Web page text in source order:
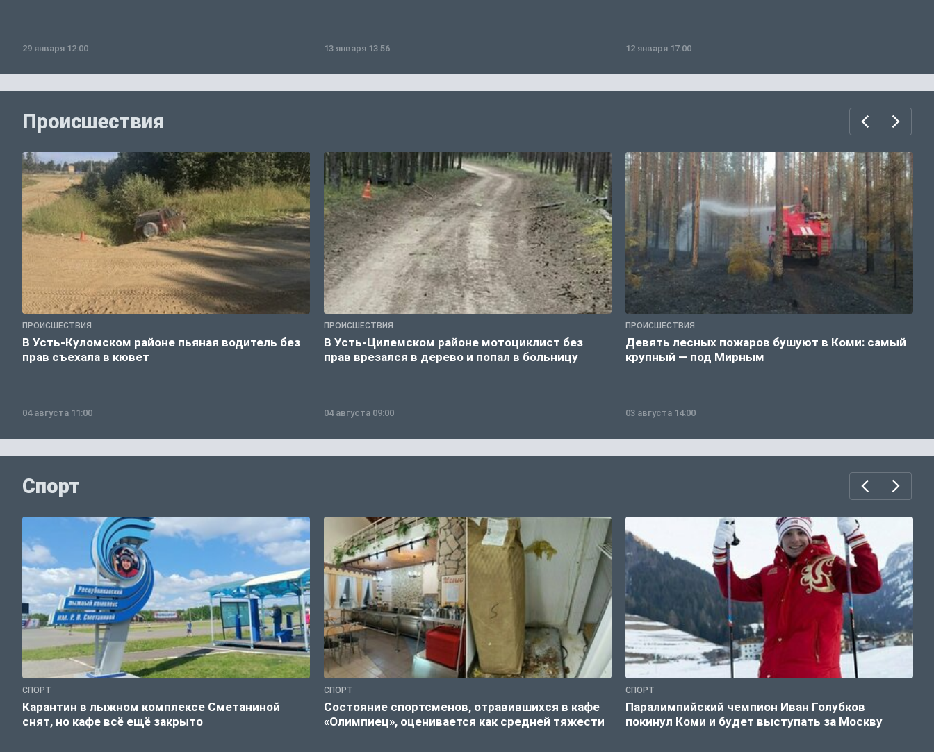
29 января 12:00 13 января 13:56 12 января 17:00
Происшествия
ПРОИСШЕСТВИЯ
В Усть-Куломском районе пьяная водитель без
прав съехала в кювет
04 августа 11:00
ПРОИСШЕСТВИЯ
В Усть-Цилемском районе мотоциклист без
прав врезался в дерево и попал в больницу
04 августа 09:00
ПРОИСШЕСТВИЯ
Девять лесных пожаров бушуют в Коми: самый
крупный — под Мирным
03 августа 14:00
Спорт
СПОРТ
Карантин в лыжном комплексе Сметаниной
снят, но кафе всё ещё закрыто
СПОРТ
Состояние спортсменов, отравившихся в кафе
«Олимпиец», оценивается как средней тяжести
СПОРТ
Паралимпийский чемпион Иван Голубков
покинул Коми и будет выступать за Москву